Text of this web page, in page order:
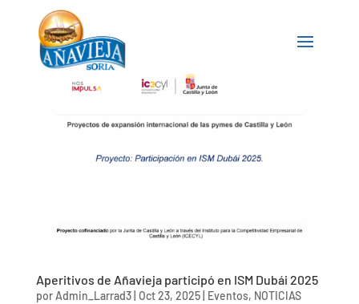
Aperitivos de Añavieja participó en ISM Dubái 2025
porAdmin_Larrad3| Oct 23, 2025| Eventos, NOTICIAS